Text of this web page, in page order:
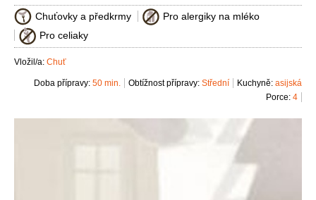
Chuťovky a předkrmy
Pro alergiky na mléko
Pro celiaky
Vložil/a: Chuť
Kuchyně: asijská
Obtížnost přípravy: Střední
Doba přípravy: 50 min.
Porce: 4